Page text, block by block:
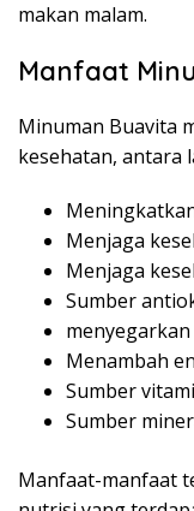
makan malam.
Manfaat
Minuman Buavita
kesehatan, antara
Menjaga
Menjaga
Sumber
menyegarkan
Menambah
Sumber
Sumber
Manfaat-manfaat